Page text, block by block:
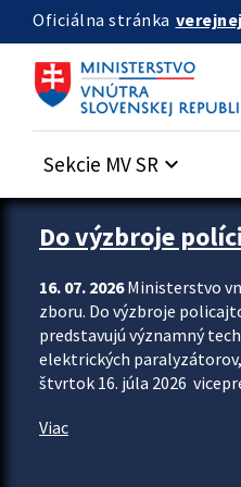
Preskocit na hlavný obsah
Oficiálna stránka
Sekcie MV SR keyboard_arrow_down
Zastavit automatický posun
Do výzbroje
16. 07. 2026Ministerstvo
zboru. Do výzbroje
predstavujú významný
elektrických
štvrtok 16. júla 2026
Viac